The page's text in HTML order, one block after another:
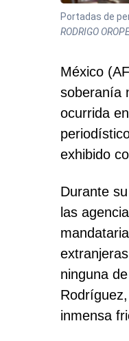
Portadas de
RODRIGO
México
soberanía
ocurrida
exhibido
Durante
las
ninguna
inmensa